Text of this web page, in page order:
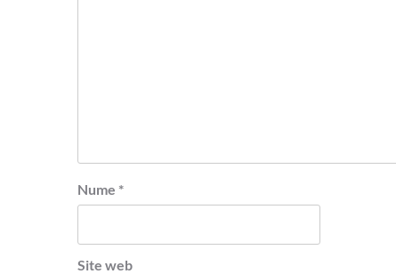
Nume *
Site web